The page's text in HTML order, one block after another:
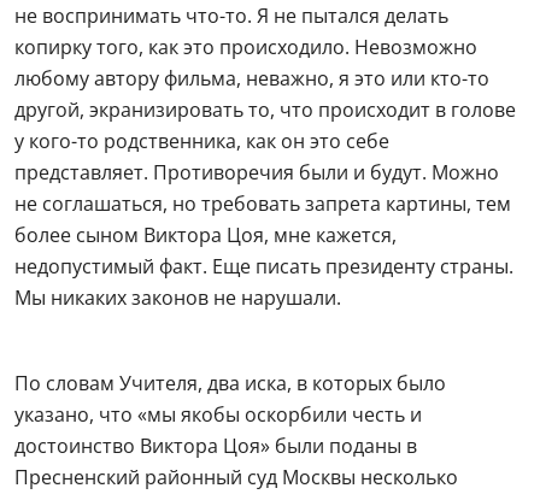
не воспринимать что-то. Я не пытался делать
копирку того, как это происходило. Невозможно
любому автору фильма, неважно, я это или кто-то
другой, экранизировать то, что происходит в голове
у кого-то родственника, как он это себе
представляет. Противоречия были и будут. Можно
не соглашаться, но требовать запрета картины, тем
более сыном Виктора Цоя, мне кажется,
недопустимый факт. Еще писать президенту страны.
Мы никаких законов не нарушали.
По словам Учителя, два иска, в которых было
указано, что «мы якобы оскорбили честь и
достоинство Виктора Цоя» были поданы в
Пресненский районный суд Москвы несколько